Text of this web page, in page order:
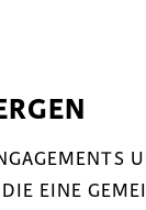
EINE